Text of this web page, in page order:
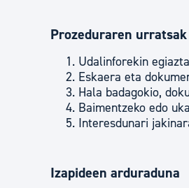
Prozeduraren urratsak
Udalinforekin
Eskaera eta
Hala badagokio,
Baimentzeko edo
Interesdunari
Izapideen arduraduna